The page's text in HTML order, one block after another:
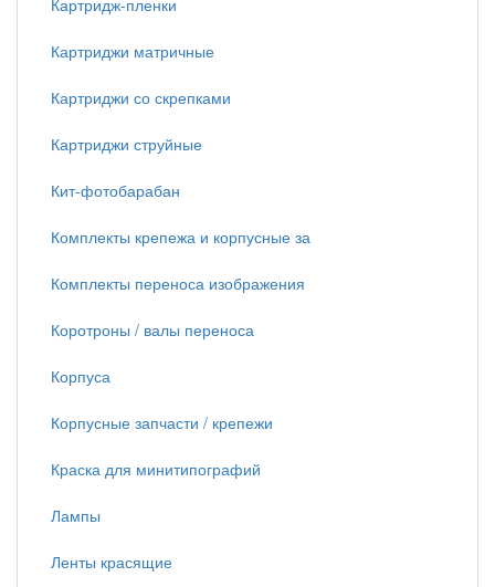
Картридж-пленки
Картриджи матричные
Картриджи со скрепками
Картриджи струйные
Кит-фотобарабан
Комплекты крепежа и корпусные за
Комплекты переноса изображения
Коротроны / валы переноса
Корпуса
Корпусные запчасти / крепежи
Краска для минитипографий
Лампы
Ленты красящие